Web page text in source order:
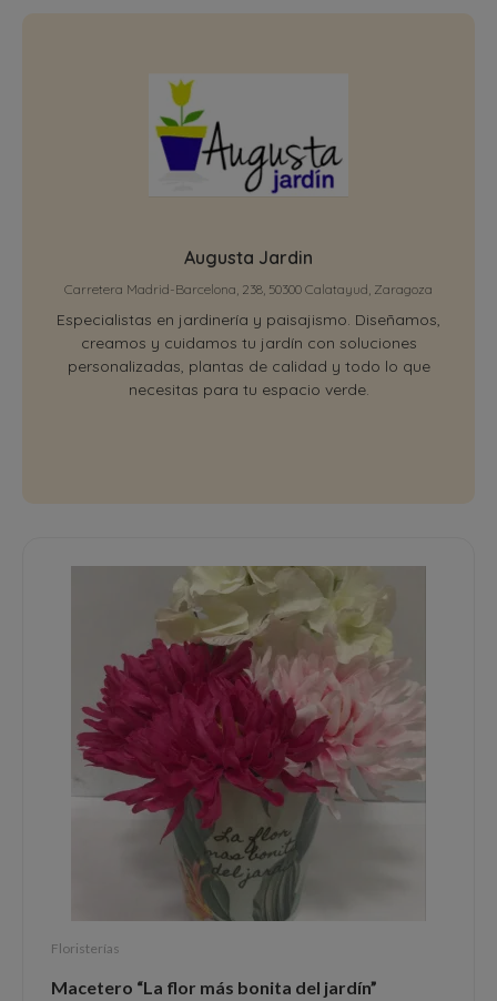
Augusta Jardin
Carretera Madrid-Barcelona, 238, 50300 Calatayud, Zaragoza
Especialistas en jardinería y paisajismo. Diseñamos,
creamos y cuidamos tu jardín con soluciones
personalizadas, plantas de calidad y todo lo que
necesitas para tu espacio verde.
Floristerías
Macetero “La flor más bonita del jardín”